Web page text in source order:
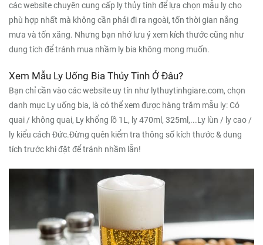
các website chuyên cung cấp ly thủy tinh để lựa chọn mẫu ly cho
phù hợp nhất mà không cần phải đi ra ngoài, tốn thời gian nắng
mưa và tốn xăng. Nhưng bạn nhớ lưu ý xem kích thước cũng như
dung tích để tránh mua nhầm ly bia không mong muốn.
Xem Mẫu Ly Uống Bia Thủy Tinh Ở Đâu?
Bạn chỉ cần vào các website uy tín như lythuytinhgiare.com, chọn
danh mục Ly uống bia, là có thể xem được hàng trăm mẫu ly: Có
quai / không quai, Ly khổng lồ 1L, ly 470ml, 325ml,...Ly lùn / ly cao /
ly kiểu cách Đức.Đừng quên kiểm tra thông số kích thước & dung
tích trước khi đặt để tránh nhầm lẫn!